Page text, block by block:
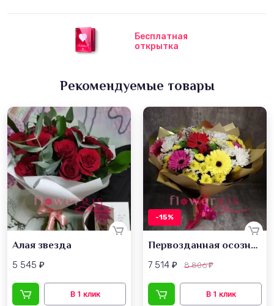
Бесплатная
открытка
Рекомендуемые товары
Алая звезда
5 545 ₽
-15%
Первозданная осознанность
7 514 ₽ 8 806₽